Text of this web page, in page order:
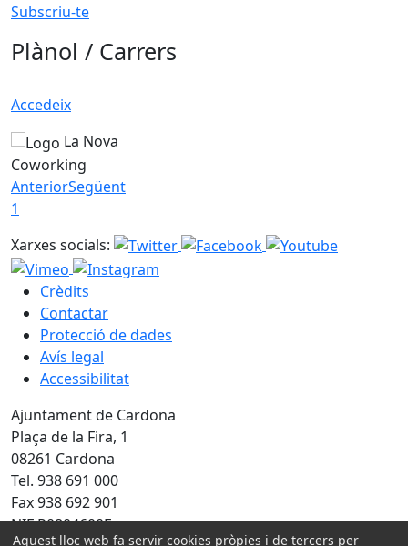
Subscriu-te
Plànol / Carrers
Accedeix
La Nova
Coworking
AnteriorSegüent
1
Xarxes socials:
Crèdits
Contactar
Protecció de dades
Avís legal
Accessibilitat
Ajuntament de Cardona
Plaça de la Fira, 1
08261 Cardona
Tel. 938 691 000
Fax 938 692 901
NIF P0804600E
Aquest lloc web fa servir cookies pròpies i de tercers per